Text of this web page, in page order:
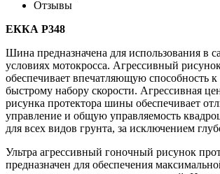
Отзывы
ЕККА Р348
Шина предназначена для использования в
условиях мотокросса. Агрессивный
обеспечивает впечатляющую способность
быстрому набору скорости. Агрессивная
рисунка протектора шины обеспечивает
управление и общую управляемость
для всех видов грунта, за исключением
Ультра агрессивный гоночный рисунок
предназначен для обеспечения